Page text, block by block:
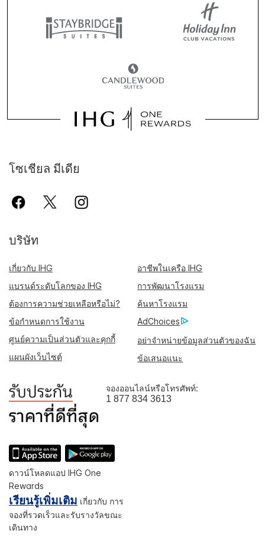
โซเชียล มีเดีย
บริษัท
เกี่ยวกับ IHG
อาชีพในเครือ IHG
แบรนด์ระดับโลกของ IHG
การพัฒนาโรงแรม
ต้องการความช่วยเหลือหรือไม่?
ค้นหาโรงแรม
ข้อกำหนดการใช้งาน
AdChoices
ศูนย์ความเป็นส่วนตัวและคุกกี้
อย่าจำหน่ายข้อมูลส่วนตัวของฉัน
แผนผังเว็บไซต์
ข้อเสนอแนะ
จองออนไลน์หรือโทรศัพท์:
1 877 834 3613
ดาวน์โหลดแอป IHG One
Rewards
เรียนรู้เพิ่มเติม เกี่ยวกับ การ
จองที่รวดเร็วและรับรางวัลขณะ
เดินทาง